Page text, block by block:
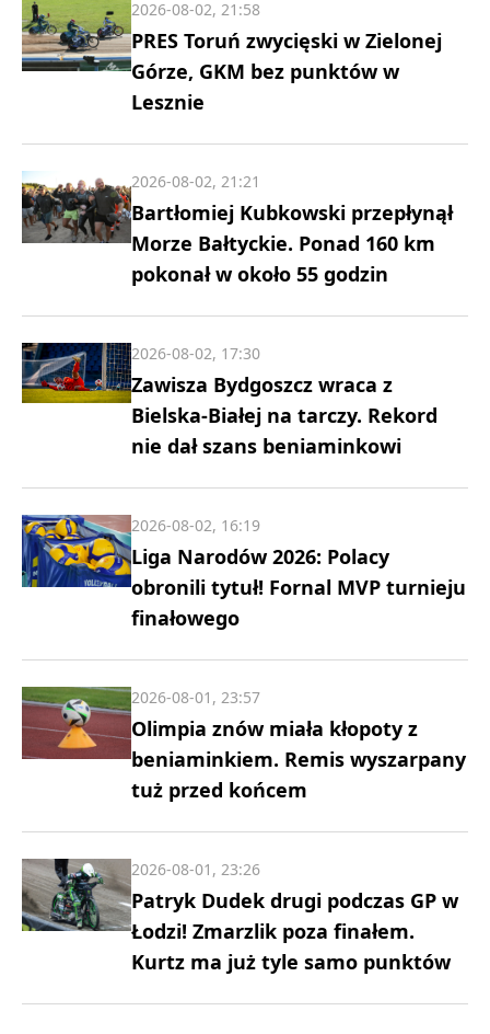
PRES Toruń zwycięski w Zielonej
Górze, GKM bez punktów w
Lesznie
2026-08-02, 21:58
Bartłomiej Kubkowski przepłynął
Morze Bałtyckie. Ponad 160 km
pokonał w około 55 godzin
2026-08-02, 21:21
Zawisza Bydgoszcz wraca z
Bielska-Białej na tarczy. Rekord
nie dał szans beniaminkowi
2026-08-02, 17:30
Liga Narodów 2026: Polacy
obronili tytuł! Fornal MVP turnieju
finałowego
2026-08-02, 16:19
Olimpia znów miała kłopoty z
beniaminkiem. Remis wyszarpany
tuż przed końcem
2026-08-01, 23:57
Patryk Dudek drugi podczas GP w
Łodzi! Zmarzlik poza finałem.
Kurtz ma już tyle samo punktów
2026-08-01, 23:26